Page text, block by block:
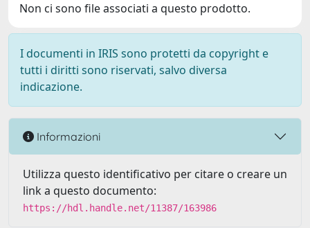
Non ci sono file associati a questo prodotto.
I documenti in IRIS sono protetti da copyright e
tutti i diritti sono riservati, salvo diversa
indicazione.
Informazioni
Utilizza questo identificativo per citare o creare un
link a questo documento:
https://hdl.handle.net/11387/163986